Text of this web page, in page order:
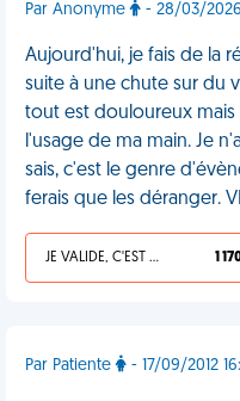
Par Anonyme - 28/03/2026
Aujourd'hui, je fais de la
suite à une chute sur du
tout est douloureux mais
l'usage de ma main. Je
sais, c'est le genre
ferais que les déranger.
JE VALIDE, C'EST UNE VDM 1
Par Patiente - 17/09/2012